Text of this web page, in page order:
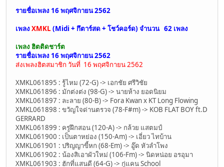
รายชื่อเพลง 16 พฤศจิกายน 2562
เพลง XMKL (Midi + กึตาร์สด + โชว์คอร์ด) จำนวน 62 เพลง
เพลง ฮิตติดชาร์ต
รายชื่อเพลง 16 พฤศจิกายน 2562
ส่งเพลงฮิตสมาชิก วันที่ 16 พฤศจิกายน 2562
XMKL061895 : รู้ไหม (72-G) -> เอกชัย ศรีวิชัย
XMKL061896 : มักต่งต่ง (98-G) -> นายห้าง ยอดนิยม
XMKL061897 : ละลาย (80-B) -> Fora Kwan x KT Long Flowing
XMKL061898 : ขวัญใจด่านตรวจ (78-F#m) -> KOB FLAT BOY ft.D
GERRARD
XMKL061899 : ครูฝึกสอน (120-A) -> กล้วย แสตมป์
XMKL061900 : เป็นตาหย่อง (150-Am) -> เอี่ยว ไทบ้าน
XMKL061901 : ปริญญาขี้หก (68-Em) -> อู๊ด หัวลำโพง
XMKL061902 : น้องสิเอาผัวใหม่ (106-Fm) -> นิดหน่อย อรอุมา
XMKL061903 : ฮักที่แสนดี (64-G) -> กู่แคน School